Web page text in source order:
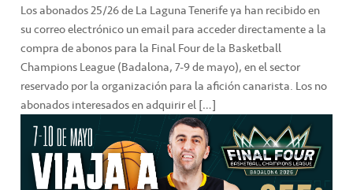
Los abonados 25/26 de La Laguna Tenerife ya han recibido en
su correo electrónico un email para acceder directamente a la
compra de abonos para la Final Four de la Basketball
Champions League (Badalona, 7-9 de mayo), en el sector
reservado por la organización para la afición canarista. Los no
abonados interesados en adquirir el […]